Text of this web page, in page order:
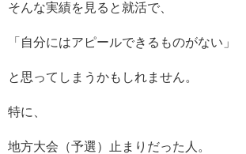
そんな実績を見ると就活で、
「自分にはアピールできるものがない」
と思ってしまうかもしれません。
特に、
地方大会（予選）止まりだった人。